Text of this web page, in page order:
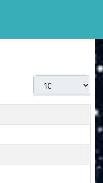
Display #